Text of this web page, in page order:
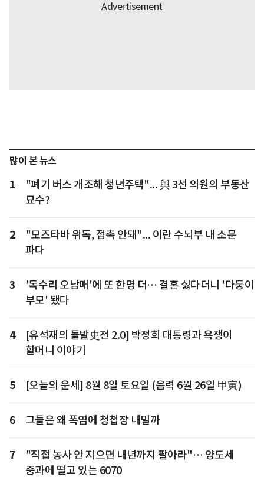
많이 본 뉴스
1
"폐기 버스 개조해 청년주택"... 與 3선 의원의 부동산
묘수?
2
"모즈타바 위독, 접촉 안돼"... 이란 수뇌부 내 소문
파다
3
'독수리 오남매'에 또 한명 더… 결혼 싫다더니 '다둥이
부모' 됐다
4
[유석재의 돌발史전 2.0] 박정희 대통령과 욕쟁이
할머니 이야기
5 [오늘의 운세] 8월 8일 토요일 (음력 6월 26일 甲寅)
6 그들은 왜 폭염에 청첩장 내밀까
7
"직접 농사 안 지으면 내년까지 팔아라"… 양도세
중과에 떨고 있는 6070